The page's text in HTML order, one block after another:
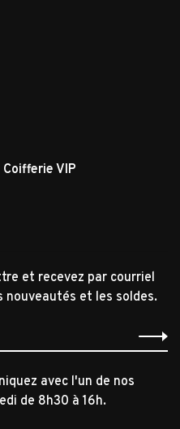
VIP
et recevez par courriel
nouveautés et les soldes.
avec l'un de nos
de 8h30 à 16h.